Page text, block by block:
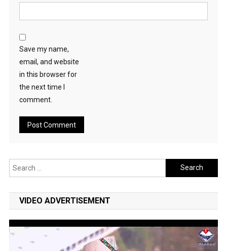
Save my name,
email, and website
in this browser for
the next time I
comment.
Search
for:
VIDEO ADVERTISEMENT
Video